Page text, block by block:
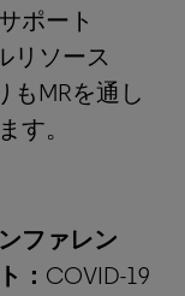
ポート
リソース
もMRを通し
す。
ファレン
： COVID-19